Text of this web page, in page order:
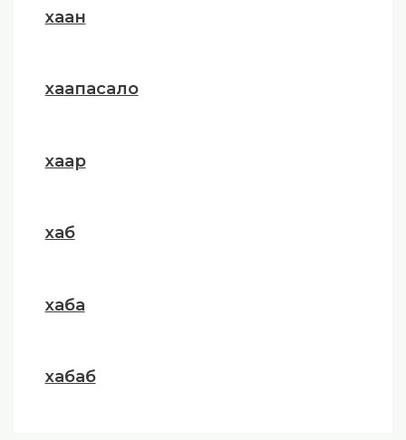
хаан
хаапасало
хаар
хаб
хаба
хабаб